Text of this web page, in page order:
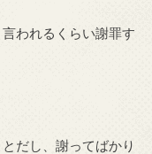
言われるくらい謝罪す
だし、謝ってばかり